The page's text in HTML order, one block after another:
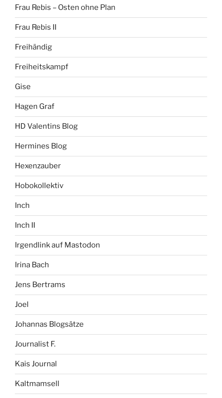
Frau Rebis – Osten ohne Plan
Frau Rebis II
Freihändig
Freiheitskampf
Gise
Hagen Graf
HD Valentins Blog
Hermines Blog
Hexenzauber
Hobokollektiv
Inch
Inch II
Irgendlink auf Mastodon
Irina Bach
Jens Bertrams
Joel
Johannas Blogsätze
Journalist F.
Kais Journal
Kaltmamsell